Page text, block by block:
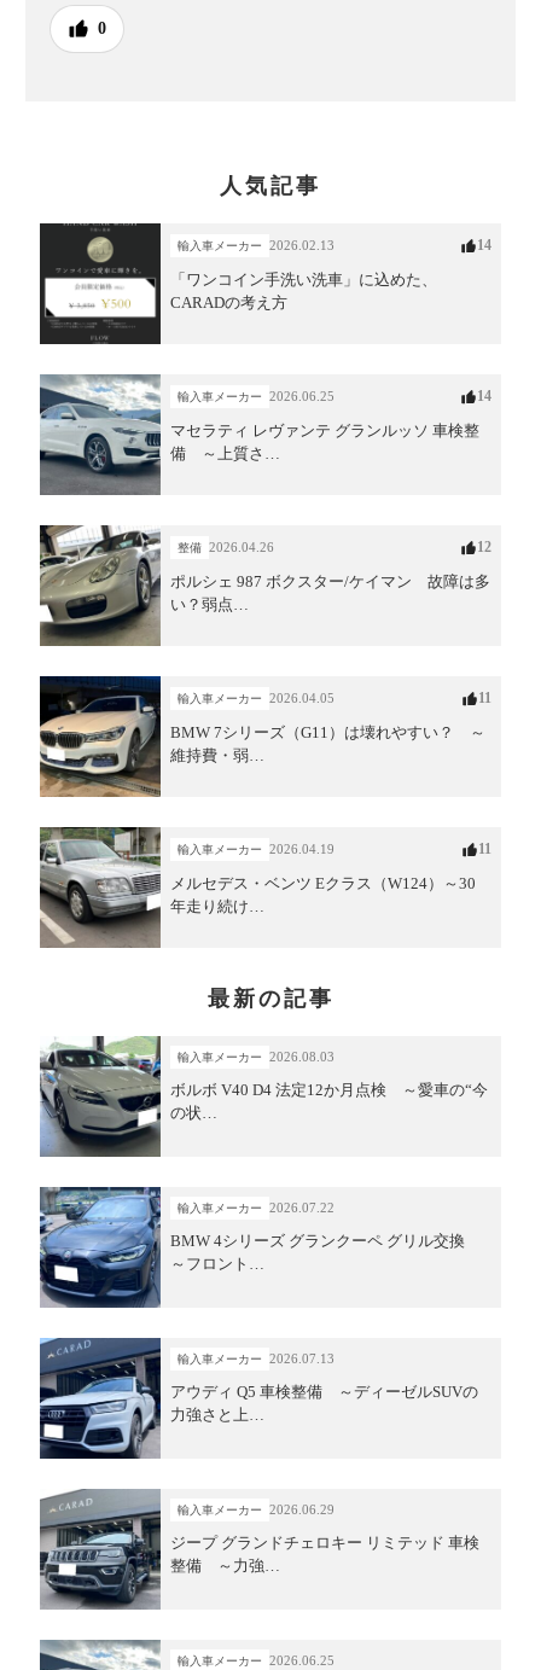
0
人気記事
輸入車メーカー 2026.02.13 14
「ワンコイン手洗い洗車」に込めた、
CARADの考え方
輸入車メーカー 2026.06.25 14
マセラティ レヴァンテ グランルッソ 車検整
備 ～上質さ…
整備 2026.04.26 12
ポルシェ 987 ボクスター/ケイマン 故障は多
い？弱点…
輸入車メーカー 2026.04.05 11
BMW 7シリーズ（G11）は壊れやすい？ ～
維持費・弱…
輸入車メーカー 2026.04.19 11
メルセデス・ベンツ Eクラス（W124）～30
年走り続け…
最新の記事
輸入車メーカー 2026.08.03
ボルボ V40 D4 法定12か月点検 ～愛車の“今
の状…
輸入車メーカー 2026.07.22
BMW 4シリーズ グランクーペ グリル交換
～フロント…
輸入車メーカー 2026.07.13
アウディ Q5 車検整備 ～ディーゼルSUVの
力強さと上…
輸入車メーカー 2026.06.29
ジープ グランドチェロキー リミテッド 車検
整備 ～力強…
輸入車メーカー 2026.06.25